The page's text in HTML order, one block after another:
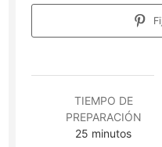
TIEMPO DE
PREPARACIÓN
25 minutos
minutos